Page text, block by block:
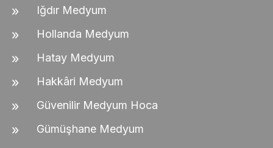
Iğdır Medyum
Hollanda Medyum
Hatay Medyum
Hakkâri Medyum
Güvenilir Medyum Hoca
Gümüşhane Medyum